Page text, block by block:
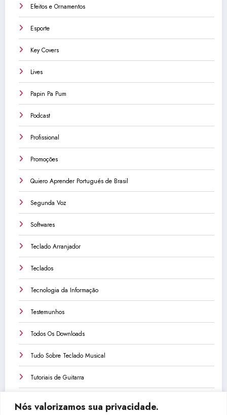
Nós valorizamos sua privacidade.
Efeitos e Ornamentos
Esporte
Key Covers
Lives
Papin Pa Pum
Podcast
Profissional
Promoções
Quiero Aprender Portugués de Brasil
Segunda Voz
Softwares
Teclado Arranjador
Teclados
Tecnologia da Informação
Testemunhos
Todos Os Downloads
Tudo Sobre Teclado Musical
Tutoriais de Guitarra